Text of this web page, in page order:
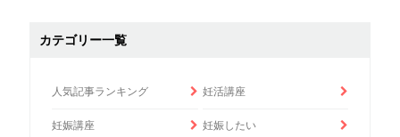
カテゴリー一覧
人気記事ランキング 妊活講座
妊娠講座 妊娠したい